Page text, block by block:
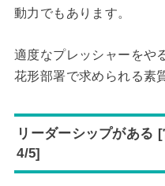
動力でもあります。
適度なプレッシャーをや
花形部署で求められる素
リーダーシップがある
4/5]